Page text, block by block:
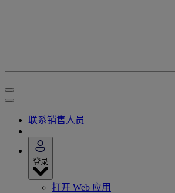
联系销售人员
登录
打开 Web 应用